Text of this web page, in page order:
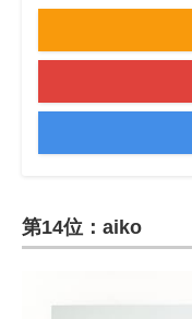
第14位：aiko